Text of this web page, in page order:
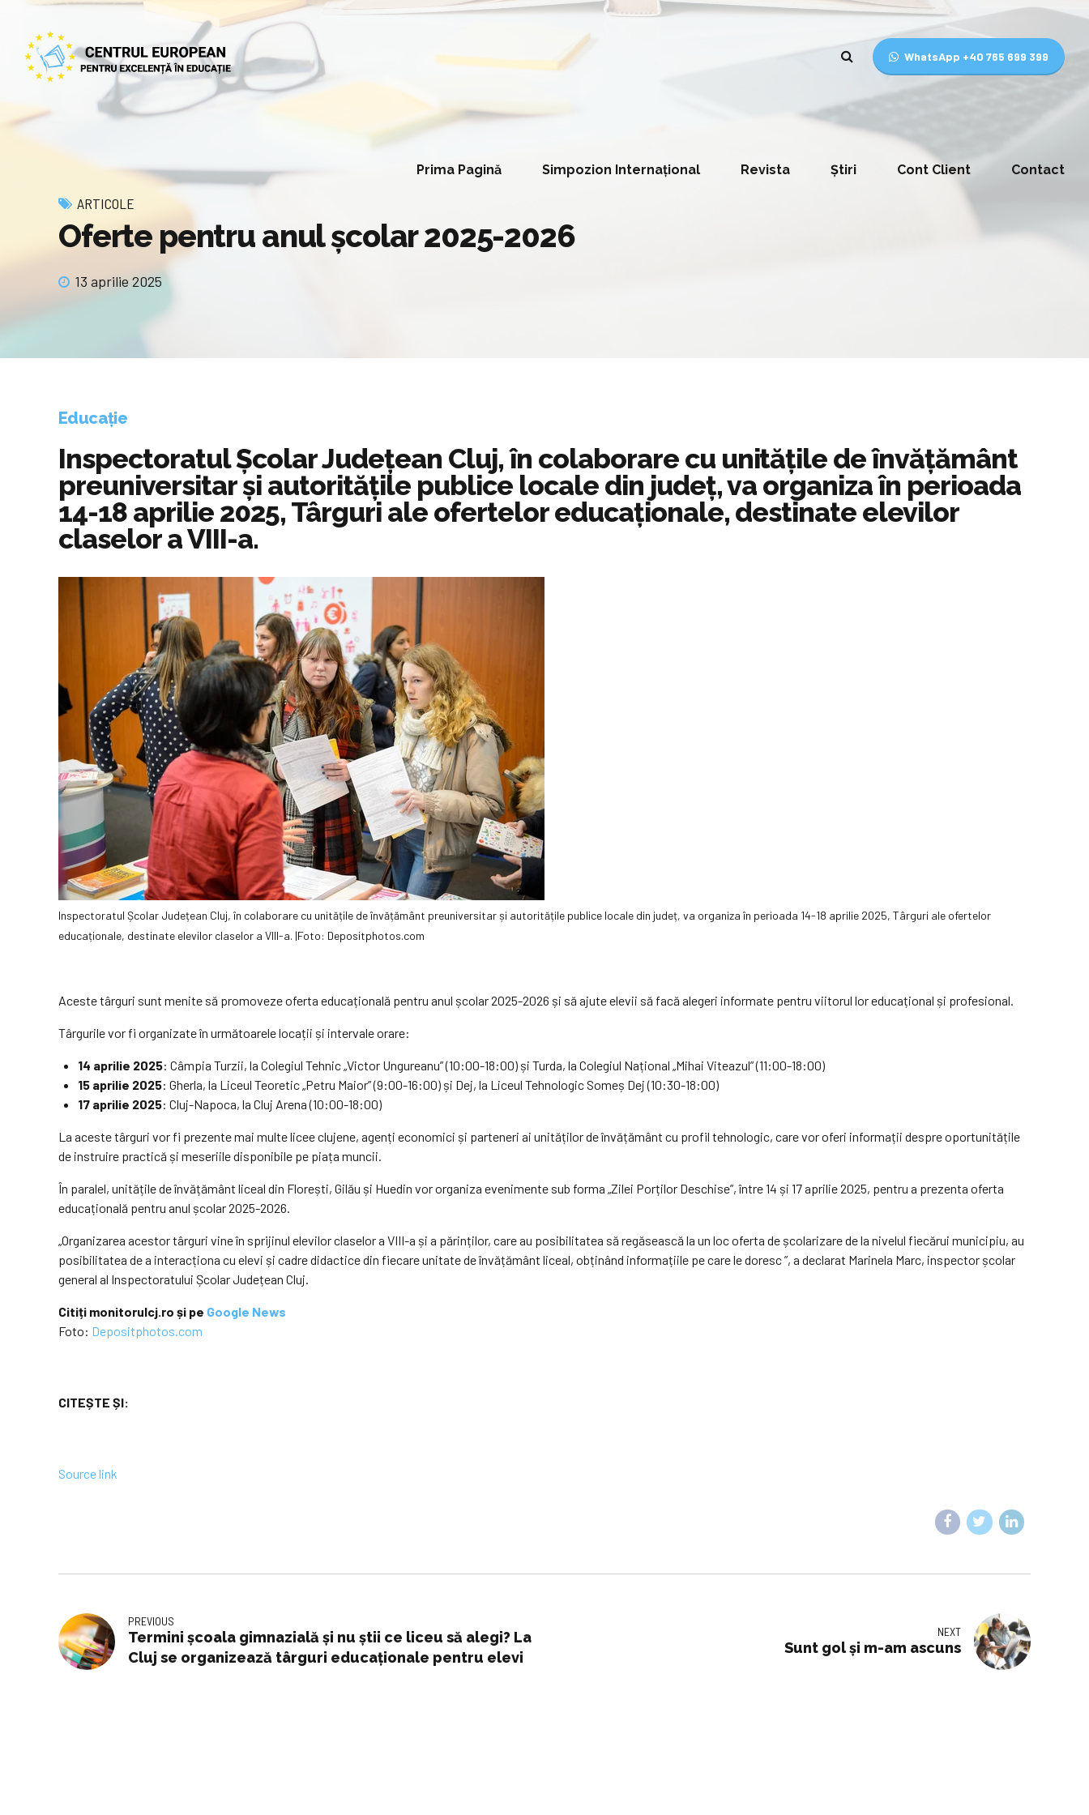
WhatsApp +40 765 699 399
Prima Pagină Simpozion Internațional Revista Știri Cont Client Contact
ARTICOLE
Oferte pentru anul școlar 2025-2026
13 aprilie 2025
Educație
Inspectoratul Școlar Județean Cluj, în colaborare cu unitățile de învățământ
preuniversitar și autoritățile publice locale din județ, va organiza în perioada
14-18 aprilie 2025, Târguri ale ofertelor educaționale, destinate elevilor
claselor a VIII-a.
Inspectoratul Școlar Județean Cluj, în colaborare cu unitățile de învățământ preuniversitar și autoritățile publice locale din județ, va organiza în perioada 14-18 aprilie 2025, Târguri ale ofertelor
educaționale, destinate elevilor claselor a VIII-a. |Foto: Depositphotos.com
Aceste târguri sunt menite să promoveze oferta educațională pentru anul școlar 2025-2026 și să ajute elevii să facă alegeri informate pentru viitorul lor educațional și profesional.
Târgurile vor fi organizate în următoarele locații și intervale orare:
14 aprilie 2025: Câmpia Turzii, la Colegiul Tehnic „Victor Ungureanu” (10:00-18:00) și Turda, la Colegiul Național „Mihai Viteazul” (11:00-18:00)
15 aprilie 2025: Gherla, la Liceul Teoretic „Petru Maior” (9:00-16:00) și Dej, la Liceul Tehnologic Someș Dej (10:30-18:00)
17 aprilie 2025: Cluj-Napoca, la Cluj Arena (10:00-18:00)
La aceste târguri vor fi prezente mai multe licee clujene, agenți economici și parteneri ai unităților de învățământ cu profil tehnologic, care vor oferi informații despre oportunitățile
de instruire practică și meseriile disponibile pe piața muncii.
În paralel, unitățile de învățământ liceal din Florești, Gilău și Huedin vor organiza evenimente sub forma „Zilei Porților Deschise”, între 14 și 17 aprilie 2025, pentru a prezenta oferta
educațională pentru anul școlar 2025-2026.
„Organizarea acestor târguri vine în sprijinul elevilor claselor a VIII-a și a părinților, care au posibilitatea să regăsească la un loc oferta de școlarizare de la nivelul fiecărui municipiu, au
posibilitatea de a interacționa cu elevi și cadre didactice din fiecare unitate de învățământ liceal, obținând informațiile pe care le doresc ”, a declarat Marinela Marc, inspector școlar
general al Inspectoratului Școlar Județean Cluj.
Citiți monitorulcj.ro și pe Google News
Foto: Depositphotos.com
CITEȘTE ȘI:
Source link
PREVIOUS
Termini școala gimnazială și nu știi ce liceu să alegi? La
Cluj se organizează târguri educaționale pentru elevi
NEXT
Sunt gol și m-am ascuns